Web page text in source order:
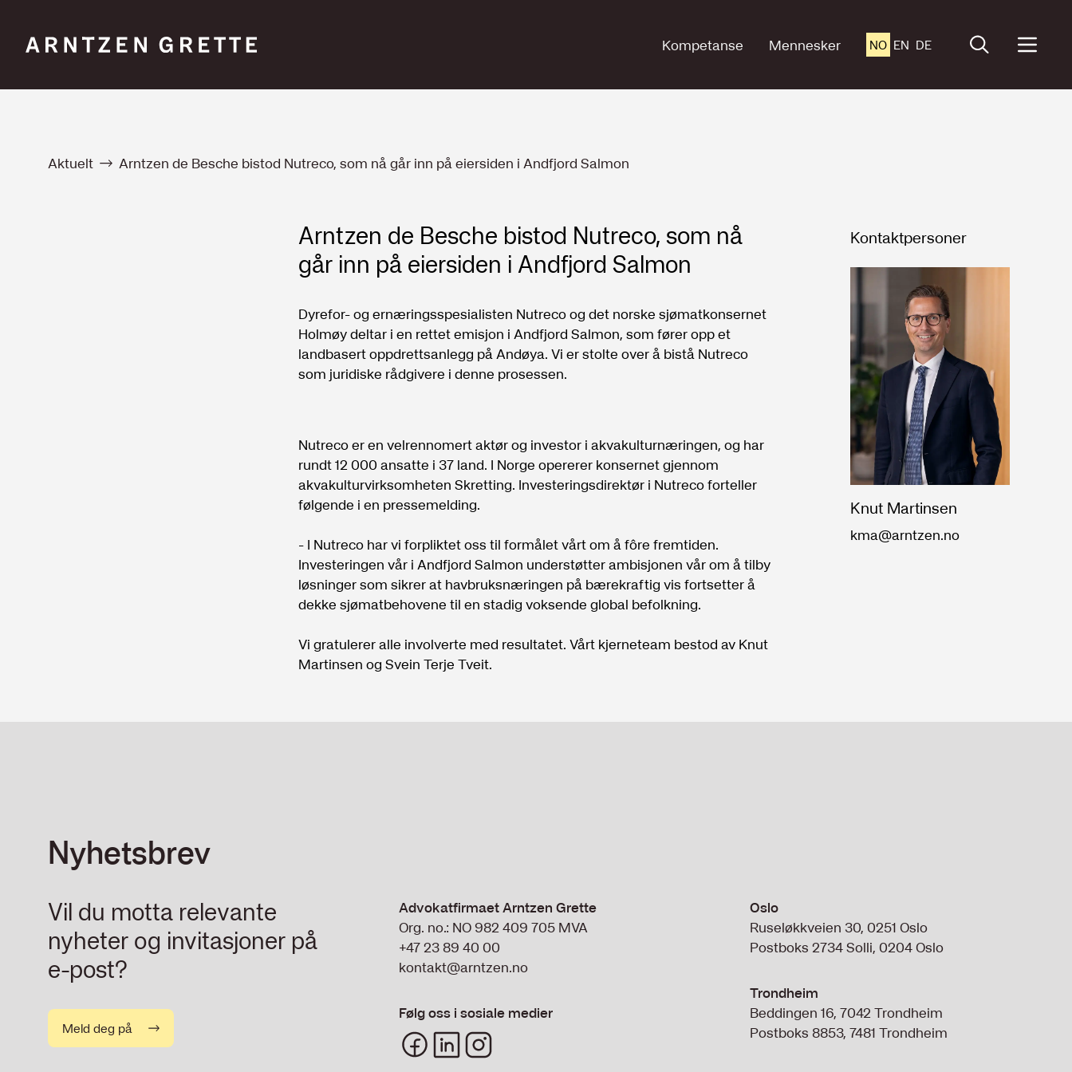
Kompetanse Mennesker NO EN DE
Aktuelt Arntzen de Besche bistod Nutreco, som nå går inn på eiersiden i Andfjord Salmon
Arntzen de Besche bistod Nutreco, som nå
går inn på eiersiden i Andfjord Salmon
Dyrefor- og ernæringsspesialisten Nutreco og det norske sjømatkonsernet
Holmøy deltar i en rettet emisjon i Andfjord Salmon, som fører opp et
landbasert oppdrettsanlegg på Andøya. Vi er stolte over å bistå Nutreco
som juridiske rådgivere i denne prosessen.
Nutreco er en velrennomert aktør og investor i akvakulturnæringen, og har
rundt 12 000 ansatte i 37 land. I Norge opererer konsernet gjennom
akvakulturvirksomheten Skretting. Investeringsdirektør i Nutreco forteller
følgende i en pressemelding.
- I Nutreco har vi forpliktet oss til formålet vårt om å fôre fremtiden.
Investeringen vår i Andfjord Salmon understøtter ambisjonen vår om å tilby
løsninger som sikrer at havbruksnæringen på bærekraftig vis fortsetter å
dekke sjømatbehovene til en stadig voksende global befolkning.
Vi gratulerer alle involverte med resultatet. Vårt kjerneteam bestod av Knut
Martinsen og Svein Terje Tveit.
Kontaktpersoner
Knut Martinsen
kma@arntzen.no
Nyhetsbrev
Vil du motta relevante
nyheter og invitasjoner på
e-post?
Meld deg på
Advokatfirmaet Arntzen Grette
Org. no.: NO 982 409 705 MVA
+47 23 89 40 00
kontakt@arntzen.no
Følg oss i sosiale medier
Oslo
Ruseløkkveien 30, 0251 Oslo
Postboks 2734 Solli, 0204 Oslo
Trondheim
Beddingen 16, 7042 Trondheim
Postboks 8853, 7481 Trondheim